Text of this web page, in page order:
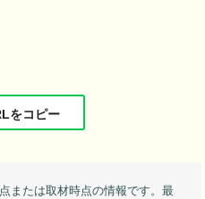
をコピー
または取材時点の情報です。最